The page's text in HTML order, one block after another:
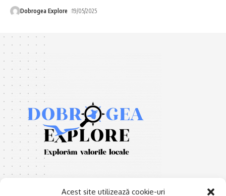
Acest site utilizează cookie-uri
Dobrogea Explore 19/05/2025